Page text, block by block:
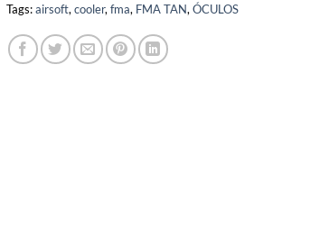
Tags:airsoft, cooler, fma, FMA TAN, ÓCULOS